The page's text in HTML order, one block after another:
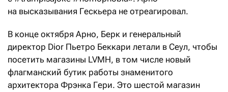
на высказывания Гескьера не отреагировал.
В конце октября Арно, Берк и генеральный
директор Dior Пьетро Беккари летали в Сеул, чтобы
посетить магазины LVMH, в том числе новый
флагманский бутик работы знаменитого
архитектора Фрэнка Гери. Это шестой магазин